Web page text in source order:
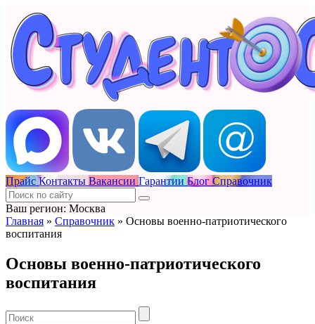
Прайс Контакты Вакансии Гарантии Блог Справочник
Ваш регион: Москва
Главная » Справочник » Основы военно-патриотического
воспитания
Основы военно-патриотического
воспитания